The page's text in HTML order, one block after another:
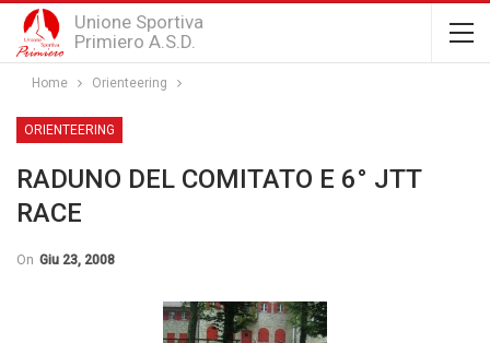
Unione Sportiva
Primiero A.S.D.
Home Orienteering
ORIENTEERING
RADUNO DEL COMITATO E 6° JTT
RACE
On Giu 23, 2008